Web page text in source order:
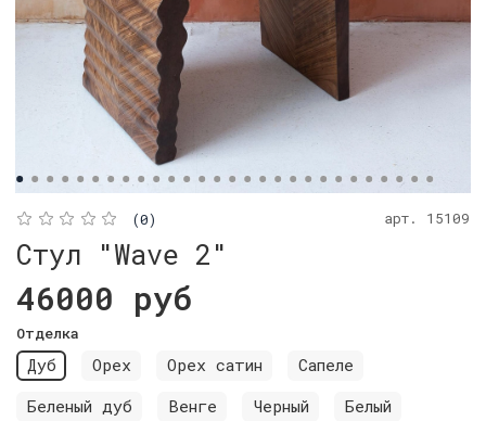
(0) арт. 15109
Стул "Wave 2"
46000 руб
Отделка
Дуб Орех Орех сатин
Сапеле
Беленый дуб
Венге Черный
Белый